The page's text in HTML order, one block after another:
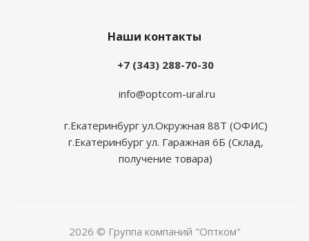
Наши контакты
+7 (343) 288-70-30
info@optcom-ural.ru
г.Екатеринбург ул.Окружная 88Т (ОФИС)
г.Екатеринбург ул. Гаражная 6Б (Склад,
получение товара)
2026 © Группа компаний "Оптком"